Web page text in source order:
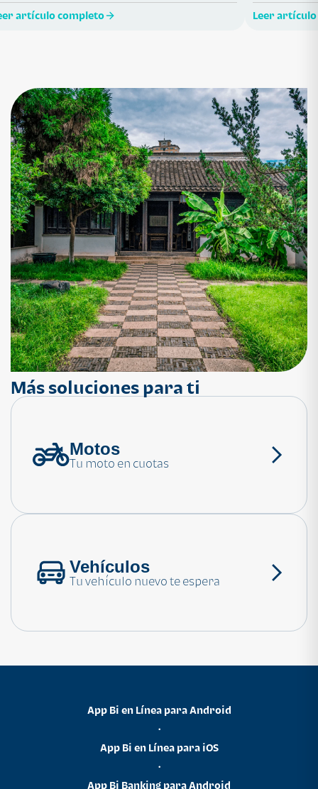
artículo completo Leer
¿Necesitas ayuda?
Más soluciones para ti
Motos
Tu moto en cuotas
Vehículos
Tu vehículo nuevo te espera
App Bi en Línea para Android
•
App Bi en Línea para iOS
•
App Bi Banking para Android